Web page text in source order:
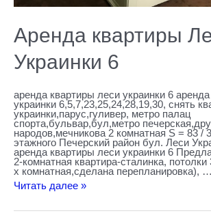
Аренда квартиры
Украинки 6
аренда квартиры леси украинки 6
украинки 6,5,7,23,25,24,28,19,30, снять
украинки,парус,гуливер, метро палац
спорта,бульвар,бул,метро
народов,мечникова 2 комнатная S = 83 /
этажного Печерский район бул. Леси
аренда квартиры леси украинки 6
2-комнатная квартира-сталинка,
х комнатная,сделана перепланировка), …
Читать далее »